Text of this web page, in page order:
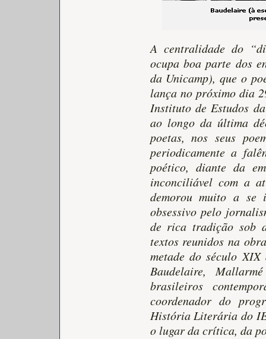
A centralidade do
ocupa boa parte dos
da Unicamp), que o
lança no próximo dia
Instituto de Estudos
ao longo da última
poetas, nos seus
periodicamente a
poético, diante da
inconciliável com a
demorou muito a se
obsessivo pelo
de rica tradição sob
textos reunidos na
metade do século
Baudelaire,
brasileiros
coordenador do
História Literária do
o lugar da crítica, da